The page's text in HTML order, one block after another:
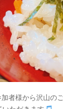
者様から沢山の